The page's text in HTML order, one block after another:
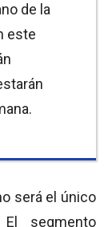
de la
este
será el único
segmento